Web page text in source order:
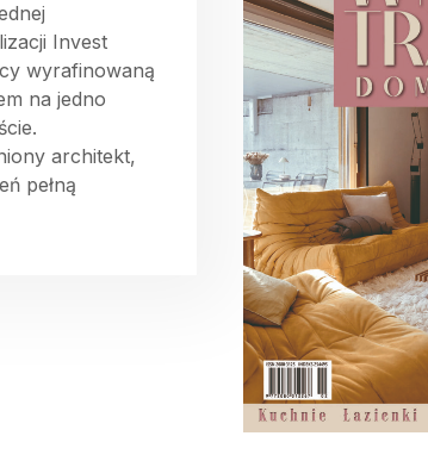
Invest
wyrafinowaną
na jedno
architekt,
pełną